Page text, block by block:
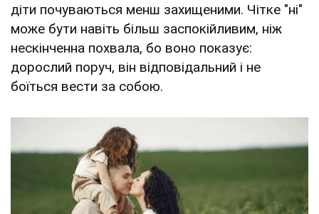
діти почуваються менш захищеними. Чітке "ні"
може бути навіть більш заспокійливим, ніж
нескінченна похвала, бо воно показує:
дорослий поруч, він відповідальний і не
боїться вести за собою.